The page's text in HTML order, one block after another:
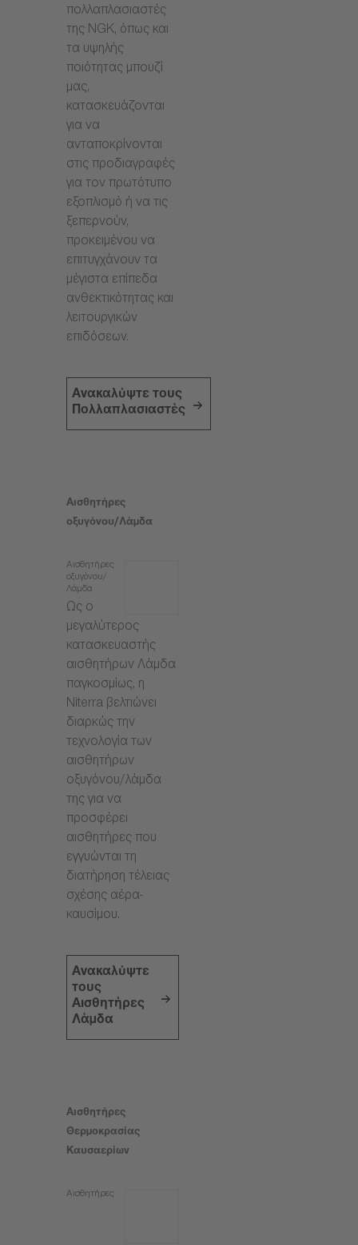
πολλαπλασιαστές
της NGK, όπως και
τα υψηλής
ποιότητας μπουζί
μας,
κατασκευάζονται
για να
ανταποκρίνονται
στις προδιαγραφές
για τον πρωτότυπο
εξοπλισμό ή να τις
ξεπερνούν,
προκειμένου να
επιτυγχάνουν τα
μέγιστα επίπεδα
ανθεκτικότητας και
λειτουργικών
επιδόσεων.
Ανακαλύψτε τους
Πολλαπλασιαστές
Αισθητήρες
οξυγόνου/Λάμδα
Αισθητήρες
οξυγόνου/
Λάμδα
Ως ο
μεγαλύτερος
κατασκευαστής
αισθητήρων Λάμδα
παγκοσμίως, η
Niterra βελτιώνει
διαρκώς την
τεχνολογία των
αισθητήρων
οξυγόνου/λάμδα
της για να
προσφέρει
αισθητήρες που
εγγυώνται τη
διατήρηση τέλειας
σχέσης αέρα-
καυσίμου.
Ανακαλύψτε
τους
Αισθητήρες
Λάμδα
Αισθητήρες
Θερμοκρασίας
Καυσαερίων
Αισθητήρες